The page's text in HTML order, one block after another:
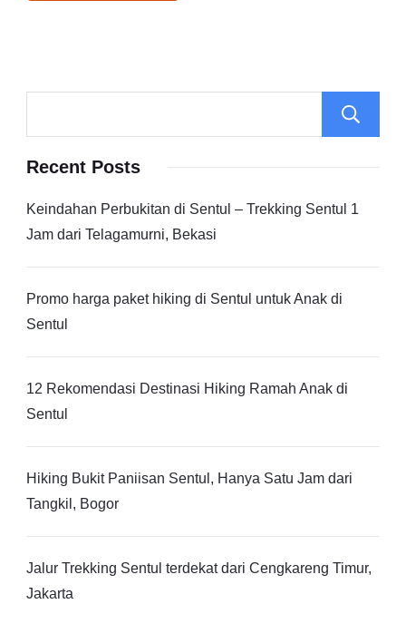
Recent Posts
Keindahan Perbukitan di Sentul – Trekking Sentul 1
Jam dari Telagamurni, Bekasi
Promo harga paket hiking di Sentul untuk Anak di
Sentul
12 Rekomendasi Destinasi Hiking Ramah Anak di
Sentul
Hiking Bukit Paniisan Sentul, Hanya Satu Jam dari
Tangkil, Bogor
Jalur Trekking Sentul terdekat dari Cengkareng Timur,
Jakarta